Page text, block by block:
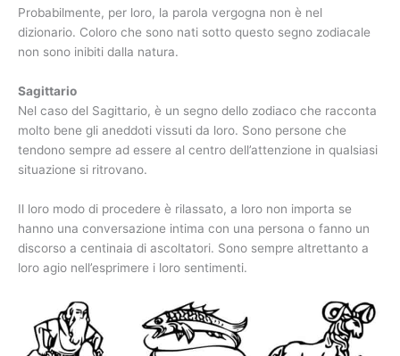
Probabilmente, per loro, la parola vergogna non è nel
dizionario. Coloro che sono nati sotto questo segno zodiacale
non sono inibiti dalla natura.
Sagittario
Nel caso del Sagittario, è un segno dello zodiaco che racconta
molto bene gli aneddoti vissuti da loro. Sono persone che
tendono sempre ad essere al centro dell’attenzione in qualsiasi
situazione si ritrovano.
Il loro modo di procedere è rilassato, a loro non importa se
hanno una conversazione intima con una persona o fanno un
discorso a centinaia di ascoltatori. Sono sempre altrettanto a
loro agio nell’esprimere i loro sentimenti.